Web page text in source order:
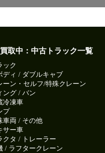
取中：中古トラック一覧
ック
ディ / ダブルキャブ
ーン・セルフ/特殊クレーン
ング / バン
冷凍車
プ
車両 / その他
サー車
クタ / トレーラー
/ ラフタークレーン